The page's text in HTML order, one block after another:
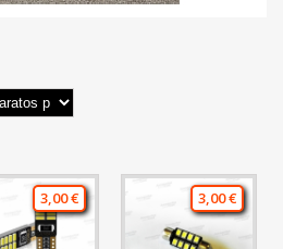
3,00 € 3,00 €